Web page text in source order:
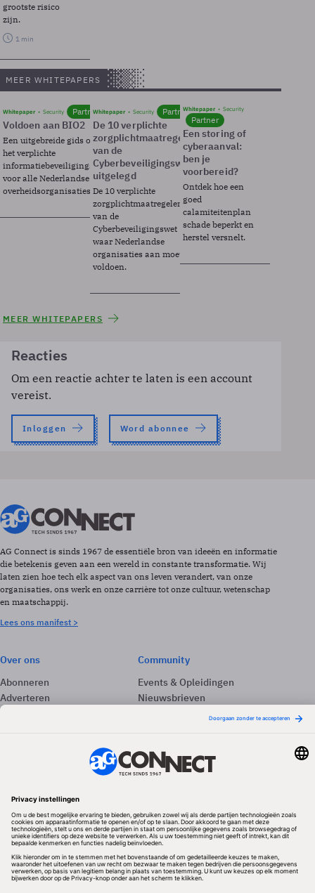
grootste risico
zijn.
1 min
MEER WHITEPAPERS
Whitepaper Security Partner
Voldoen aan BIO2
Een uitgebreide gids over BIO2,
het verplichte
informatiebeveiligingsframework
voor alle Nederlandse
overheidsorganisaties.
Whitepaper Security Partner
De 10 verplichte
zorgplichtmaatregelen
van de
Cyberbeveiligingswet
uitgelegd
De 10 verplichte
zorgplichtmaatregelen
van de
Cyberbeveiligingswet
waar Nederlandse
organisaties aan moeten
voldoen.
Whitepaper Security
Partner
Een storing of
cyberaanval:
ben je
voorbereid?
Ontdek hoe een
goed
calamiteitenplan
schade beperkt en
herstel versnelt.
MEER WHITEPAPERS
Reacties
Om een reactie achter te laten is een account
vereist.
Inloggen Word abonnee
AG Connect is sinds 1967 de essentiële bron van ideeën en informatie
die betekenis geven aan een wereld in constante transformatie. Wij
laten zien hoe tech elk aspect van ons leven verandert, van onze
organisaties, ons werk en onze carrière tot onze cultuur, wetenschap
en maatschappij.
Lees ons manifest >
Over ons
Abonneren
Adverteren
Community
Events & Opleidingen
Nieuwsbrieven
Redactionele partner